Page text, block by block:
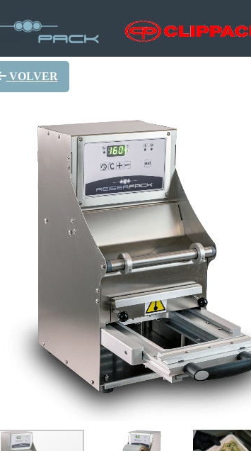
VOLVER